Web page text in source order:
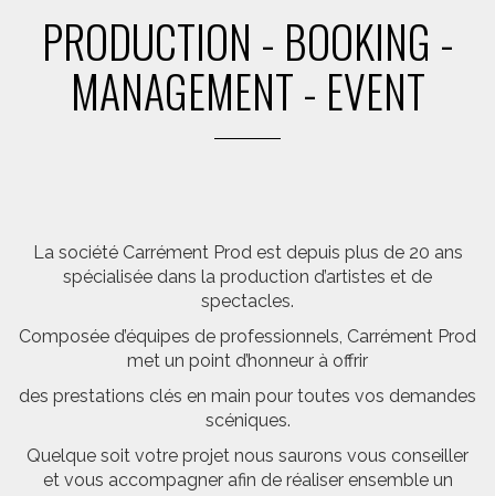
PRODUCTION - BOOKING -
MANAGEMENT - EVENT
La société Carrément Prod est depuis plus de 20 ans
spécialisée dans la production d’artistes et de
spectacles.
Composée d’équipes de professionnels, Carrément Prod
met un point d’honneur à offrir
des prestations clés en main pour toutes vos demandes
scéniques.
Quelque soit votre projet nous saurons vous conseiller
et vous accompagner afin de réaliser ensemble un